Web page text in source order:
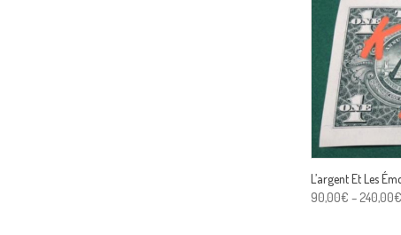
L’argent Et Les
90,00€ – 240,00€